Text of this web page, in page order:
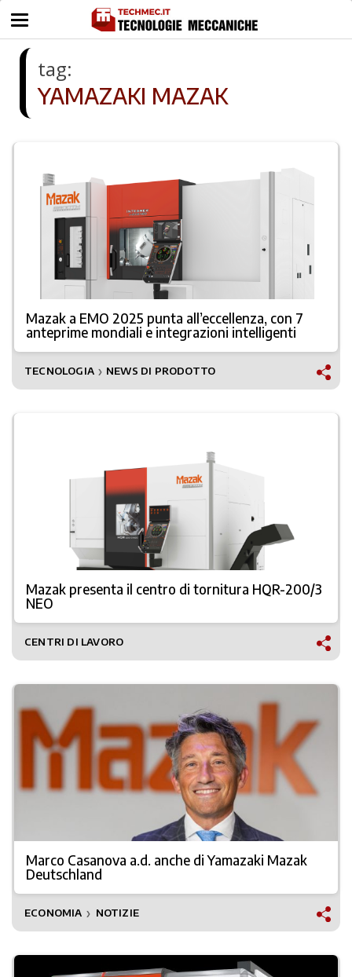
tag:
YAMAZAKI MAZAK
Mazak a EMO 2025 punta all’eccellenza, con 7
anteprime mondiali e integrazioni intelligenti
TECNOLOGIA ❯ NEWS DI PRODOTTO
Mazak presenta il centro di tornitura HQR-200/3
NEO
CENTRI DI LAVORO
Marco Casanova a.d. anche di Yamazaki Mazak
Deutschland
ECONOMIA ❯ NOTIZIE